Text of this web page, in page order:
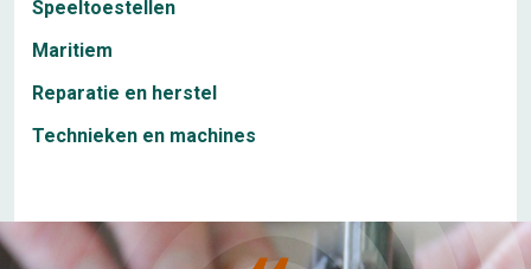
Speeltoestellen
Maritiem
Reparatie en herstel
Technieken en machines